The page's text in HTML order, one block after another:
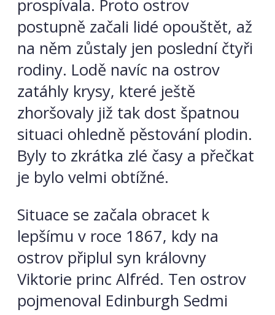
prospívala. Proto ostrov
postupně začali lidé opouštět, až
na něm zůstaly jen poslední čtyři
rodiny. Lodě navíc na ostrov
zatáhly krysy, které ještě
zhoršovaly již tak dost špatnou
situaci ohledně pěstování plodin.
Byly to zkrátka zlé časy a přečkat
je bylo velmi obtížné.
Situace se začala obracet k
lepšímu v roce 1867, kdy na
ostrov připlul syn královny
Viktorie princ Alfréd. Ten ostrov
pojmenoval Edinburgh Sedmi